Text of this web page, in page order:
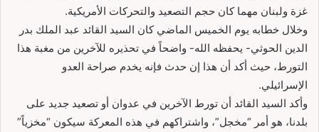
غزة ولبنان مهما كان حجم التصعيد والتحركات الأمريكية.
وخلال خطابه يوم الخميس الماضي كان السيد القائد عبد الملك بدر
الدين الحوثي- يحفظه الله- واضحاً في تحذيره للآخرين من مغبة هذا
التورط، حيث أكد أن هذا إن حدث فإنه يخدم صراحة العدو
الإسرائيلي.
وأكد السيد القائد أن تورط الآخرين في عدوان أو تصعيد جديد على
بلدنا، هو أمر “مخجل”، واشتراكهم في هذه المعركة سيكون “مخزياً”